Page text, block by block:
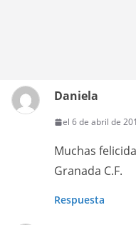
Daniela
el 6 de abril de
Muchas
Granada C.F.
Respuesta